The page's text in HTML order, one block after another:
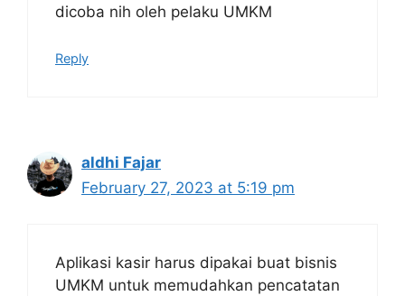
dicoba nih oleh pelaku UMKM
Reply
aldhi Fajar
February 27, 2023 at 5:19 pm
Aplikasi kasir harus dipakai buat bisnis
UMKM untuk memudahkan pencatatan